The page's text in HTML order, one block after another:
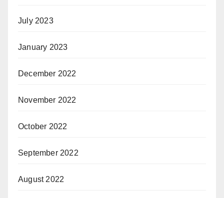
July 2023
January 2023
December 2022
November 2022
October 2022
September 2022
August 2022